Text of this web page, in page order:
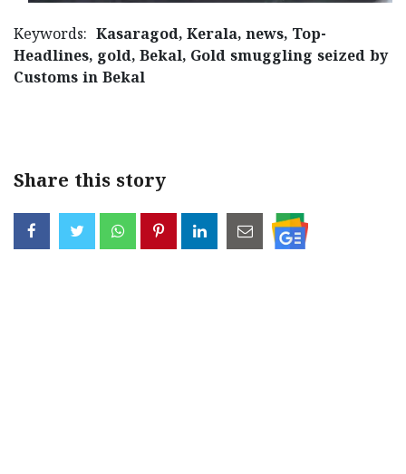
Keywords: Kasaragod, Kerala, news, Top-
Headlines, gold, Bekal, Gold smuggling seized by
Customs in Bekal
Share this story